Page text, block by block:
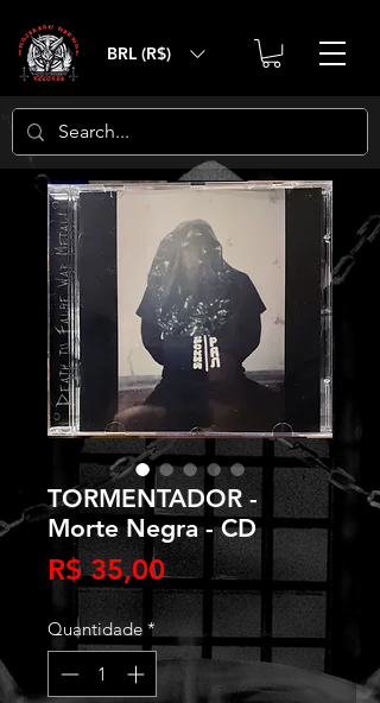
BRL (R$)
TORMENTADOR -
Morte Negra - CD
R$ 35,00Preço
Quantidade *